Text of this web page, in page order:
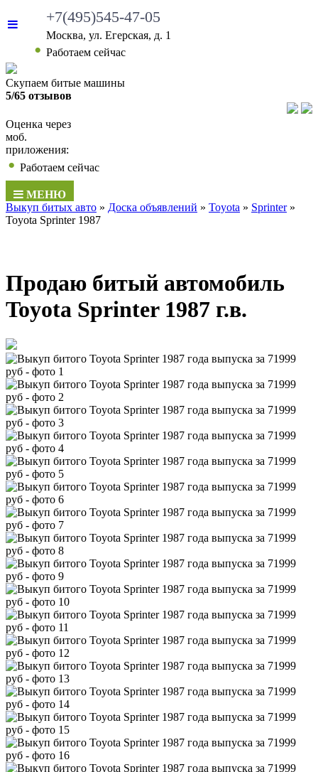
+7(495)545-47-05
Москва, ул. Егерская, д. 1
• Работаем сейчас
Скупаем битые машины
5/65 отзывов
Оценка через
моб.
приложения:
• Работаем сейчас
МЕНЮ
Выкуп битых авто » Доска объявлений » Toyota » Sprinter»
Toyota Sprinter 1987
Продаю битый автомобиль
Toyota Sprinter 1987 г.в.